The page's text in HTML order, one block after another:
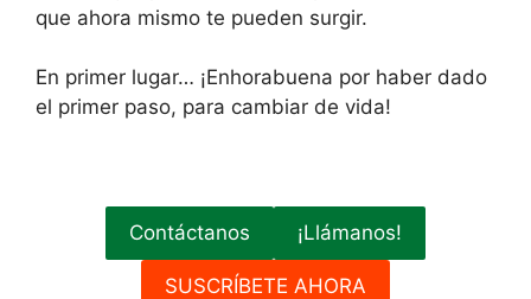
que ahora mismo te pueden surgir.
En primer lugar… ¡Enhorabuena por haber dado
el primer paso, para cambiar de vida!
Contáctanos ¡Llámanos!
SUSCRÍBETE AHORA